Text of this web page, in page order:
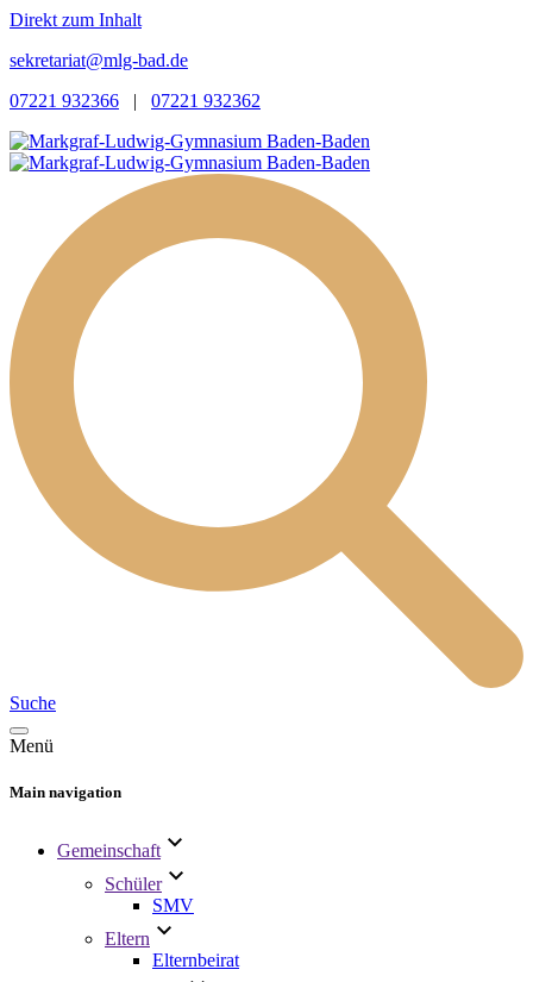
Direkt zum Inhalt
sekretariat@mlg-bad.de
07221 932366 | 07221 932362
Suche
Menü
Main navigation
Gemeinschaft
Schüler
SMV
Eltern
Elternbeirat